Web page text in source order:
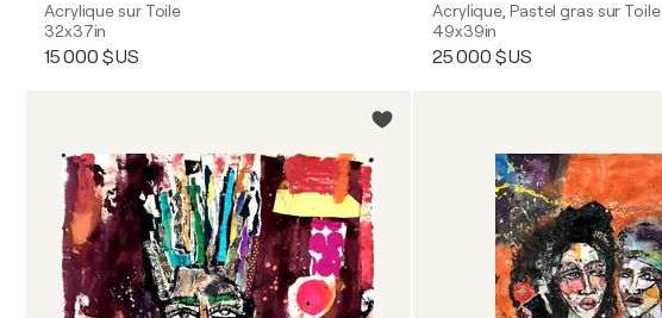
Acrylique sur Toile
32x37in
15 000 $US
Acrylique, Pastel gras sur Toile
49x39in
25 000 $US